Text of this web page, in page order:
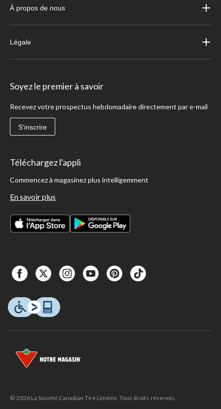
À propos de nous
Légale
Soyez le premier à savoir
Recevez votre prospectus hebdomadaire directement par e-mail
S'inscrire
Téléchargez l'appli
Commencez à magasinez plus intelligemment
En savoir plus
© 2026 La Société Canadian Tire Limitée. Tous droits réservés.